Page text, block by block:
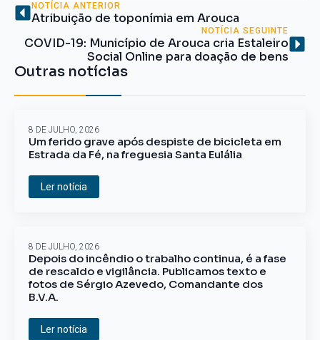
NOTÍCIA ANTERIOR
Atribuição de toponímia em Arouca
NOTÍCIA SEGUINTE
COVID-19: Município de Arouca cria Estaleiro
Social Online para doação de bens
Outras notícias
Um ferido grave após despiste de bicicleta em
Estrada da Fé, na freguesia Santa Eulália
8 DE JULHO, 2026
Ler notícia
Depois do incêndio o trabalho continua, é a fase
de rescaldo e vigilância. Publicamos texto e
fotos de Sérgio Azevedo, Comandante dos
B.V.A.
8 DE JULHO, 2026
Ler notícia